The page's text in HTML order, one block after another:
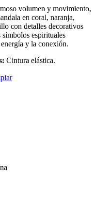
volumen y movimiento,
en coral, naranja,
con detalles decorativos
espirituales
y la conexión.
Cintura elástica.